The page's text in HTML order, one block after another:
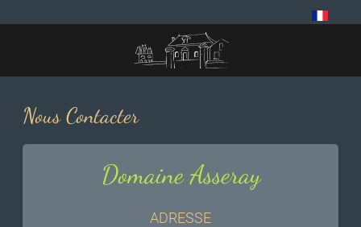
Nous Contacter
Domaine Asseray
ADRESSE